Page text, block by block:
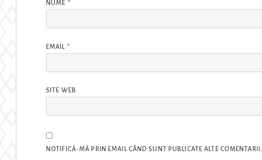
NUME *
EMAIL *
SITE WEB
NOTIFICĂ-MĂ PRIN EMAIL CÂND SUNT PUBLICATE ALTE COMENTARII.